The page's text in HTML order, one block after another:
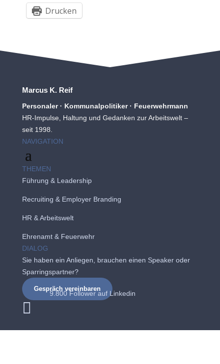
Drucken
Marcus K. Reif
Personaler · Kommunalpolitiker · Feuerwehrmann
HR-Impulse, Haltung und Gedanken zur Arbeitswelt –
seit 1998.
NAVIGATION
THEMEN
Führung & Leadership
Recruiting & Employer Branding
HR & Arbeitswelt
Ehrenamt & Feuerwehr
DIALOG
Sie haben ein Anliegen, brauchen einen Speaker oder
Sparringspartner?
Gespräch vereinbaren

9.800 Follower auf Linkedin